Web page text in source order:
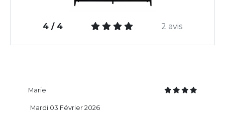
4 / 4 2 avis
Marie
Mardi 03 Février 2026